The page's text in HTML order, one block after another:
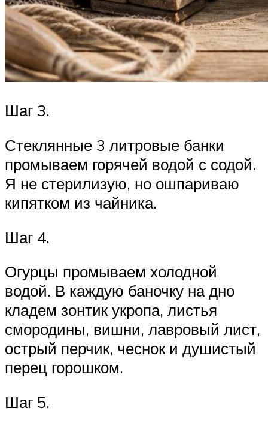
Шаг 3.
Стеклянные 3 литровые банки
промываем горячей водой с содой.
Я не стерилизую, но ошпариваю
кипятком из чайника.
Шаг 4.
Огурцы промываем холодной
водой. В каждую баночку на дно
кладем зонтик укропа, листья
смородины, вишни, лавровый лист,
острый перчик, чеснок и душистый
перец горошком.
Шаг 5.